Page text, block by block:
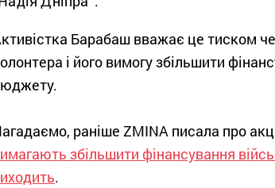
Барабаш вважає це тиском
і його вимогу збільшити
раніше ZMINA писала про
збільшити фінансування
.